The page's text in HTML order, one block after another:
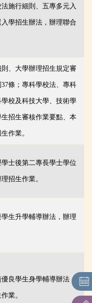
施行細則、 五專多元入
學招生辦法，辦理聯合
、大學辦理招生規定審
條；專科學校法、專科
校及科技大學、技術學
招生審核作業要點、本
作業。
士後第二專長學士學位
招生作業。
生升學輔導辦法，辦理
良學生身學輔導辦法，
業。